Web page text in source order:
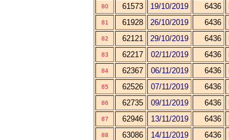
80 61573 19/10/2019 6436
81 61928 26/10/2019 6436
82 62121 29/10/2019 6436
83 62217 02/11/2019 6436
84 62367 06/11/2019 6436
85 62526 07/11/2019 6436
86 62735 09/11/2019 6436
87 62946 13/11/2019 6436
88 63086 14/11/2019 6436